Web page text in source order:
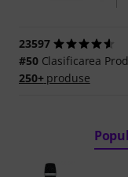
23597
#50Clasificarea
250+produse